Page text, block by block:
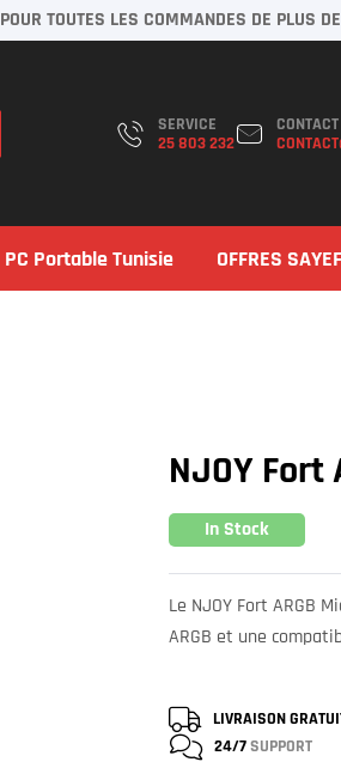
POUR TOUTES LES COMMANDES DE PLUS
SERVICE
25 803 232
CONTACT
PC Portable Tunisie OFFRES
NJOY Fort
In Stock
Le NJOY Fort ARGB
ARGB et une
LIVRAISON
24/7SUPPORT